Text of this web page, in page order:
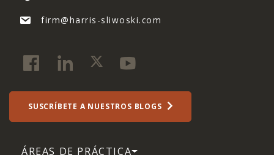
firm@harris-sliwoski.com
SUSCRÍBETE A NUESTROS BLOGS
ÁREAS DE PRÁCTICA